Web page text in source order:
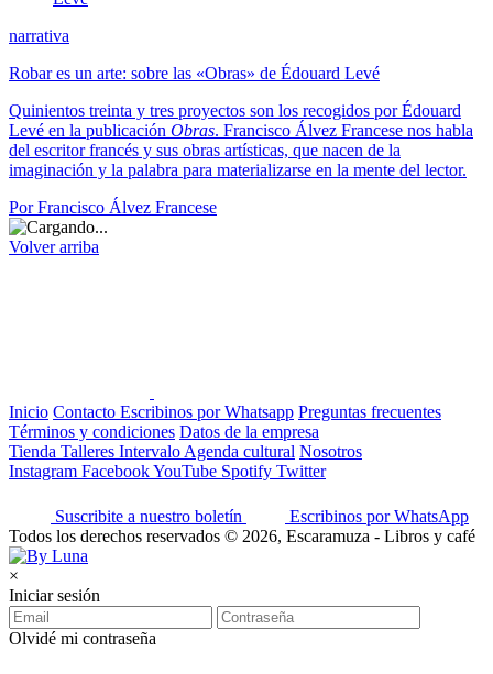
narrativa
Robar es un arte: sobre las «Obras» de Édouard Levé
Quinientos treinta y tres proyectos son los recogidos por Édouard
Levé en la publicación Obras. Francisco Álvez Francese nos habla
del escritor francés y sus obras artísticas, que nacen de la
imaginación y la palabra para materializarse en la mente del lector.
Por Francisco Álvez Francese
Volver arriba
Inicio Contacto Escribinos por Whatsapp Preguntas frecuentes
Términos y condiciones Datos de la empresa
Tienda Talleres Intervalo Agenda cultural Nosotros
Instagram FacebookYouTube Spotify Twitter
Suscribite a nuestro boletín
Escribinos por WhatsApp
Todos los derechos reservados © 2026, Escaramuza - Libros y café
×
Iniciar sesión
Olvidé mi contraseña